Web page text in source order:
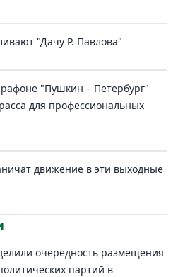
"Дачу Р. Павлова"
"Пушкин – Петербург"
для профессиональных
движение в эти выходные
очередность размещения
партий в